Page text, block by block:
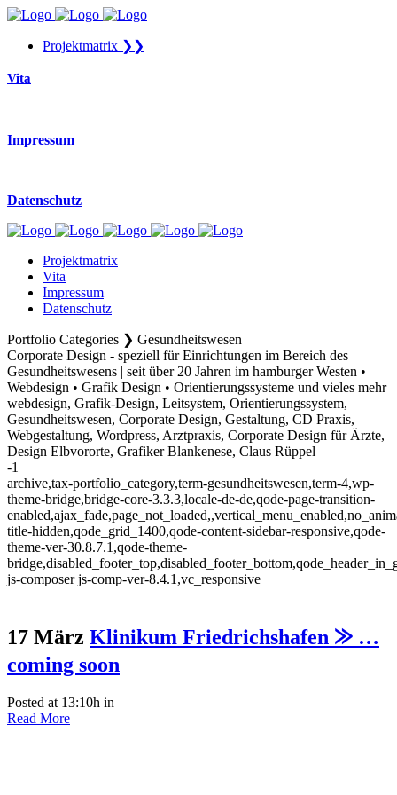
Projektmatrix ❯❯
Vita
Impressum
Datenschutz
Projektmatrix
Vita
Impressum
Datenschutz
Portfolio Categories ❯ Gesundheitswesen
Corporate Design - speziell für Einrichtungen im Bereich des
Gesundheitswesens | seit über 20 Jahren im hamburger Westen •
Webdesign • Grafik Design • Orientierungssysteme und vieles mehr
webdesign, Grafik-Design, Leitsystem, Orientierungssystem,
Gesundheitswesen, Corporate Design, Gestaltung, CD Praxis,
Webgestaltung, Wordpress, Arztpraxis, Corporate Design für Ärzte,
Design Elbvororte, Grafiker Blankenese, Claus Rüppel
-1
archive,tax-portfolio_category,term-gesundheitswesen,term-4,wp-
theme-bridge,bridge-core-3.3.3,locale-de-de,qode-page-transition-
title-hidden,qode_grid_1400,qode-content-sidebar-responsive,qode-
theme-ver-30.8.7.1,qode-theme-
js-composer js-comp-ver-8.4.1,vc_responsive
17 März Klinikum Friedrichshafen ⨠ …
coming soon
Posted at 13:10h in
Read More